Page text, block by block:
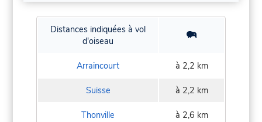
Distances indiquées à vol
d'oiseau
Arraincourt à 2,2 km
Suisse à 2,2 km
Thonville à 2,6 km